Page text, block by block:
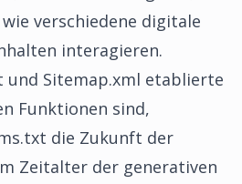
verschiedene digitale
interagieren.
Sitemap.xml etablierte
Funktionen sind,
die Zukunft der
Zeitalter der generativen